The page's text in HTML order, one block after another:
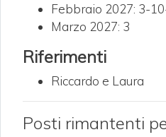
Febbraio 2027: 3-
Marzo 2027: 3
Riferimenti
Riccardo e Laura
Posti rimantenti